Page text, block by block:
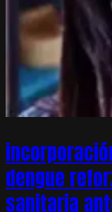
dengue
sanitaria